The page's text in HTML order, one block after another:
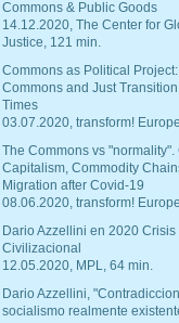
Commons & Public Goods
14.12.2020, The Center for
Justice, 121 min.
Commons as Political Project:
Commons and Just
Times
03.07.2020, transform!
The Commons vs "normality".
Capitalism, Commodity
Migration after Covid-19
08.06.2020, transform!
Dario Azzellini en 2020 Crisis
Civilizacional
12.05.2020, MPL, 64 min.
Dario Azzellini,
socialismo realmente